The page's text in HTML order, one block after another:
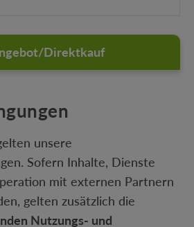
Direktkauf
unsere
Sofern Inhalte, Dienste
mit externen Partnern
gelten zusätzlich die
Nutzungs- und